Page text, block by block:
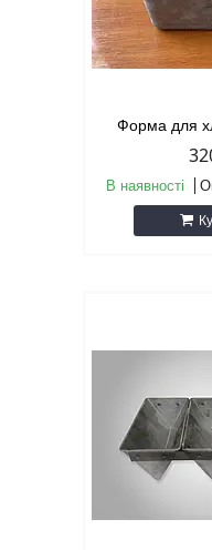
Форма для
В наявності